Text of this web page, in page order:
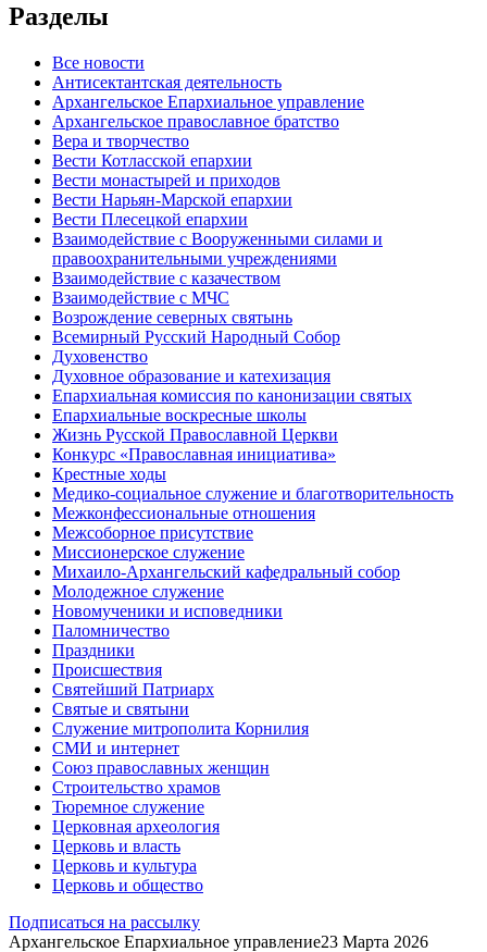
Разделы
Все новости
Антисектантская деятельность
Архангельское Епархиальное управление
Архангельское православное братство
Вера и творчество
Вести Котласской епархии
Вести монастырей и приходов
Вести Нарьян-Марской епархии
Вести Плесецкой епархии
Взаимодействие с Вооруженными силами и
правоохранительными учреждениями
Взаимодействие с казачеством
Взаимодействие с МЧС
Возрождение северных святынь
Всемирный Русский Народный Собор
Духовенство
Духовное образование и катехизация
Епархиальная комиссия по канонизации святых
Епархиальные воскресные школы
Жизнь Русской Православной Церкви
Конкурс «Православная инициатива»
Крестные ходы
Медико-социальное служение и благотворительность
Межконфессиональные отношения
Межсоборное присутствие
Миссионерское служение
Михаило-Архангельский кафедральный собор
Молодежное служение
Новомученики и исповедники
Паломничество
Праздники
Происшествия
Святейший Патриарх
Святые и святыни
Служение митрополита Корнилия
СМИ и интернет
Союз православных женщин
Строительство храмов
Тюремное служение
Церковная археология
Церковь и власть
Церковь и культура
Церковь и общество
Подписаться на рассылку
Архангельское Епархиальное управление23 Марта 2026